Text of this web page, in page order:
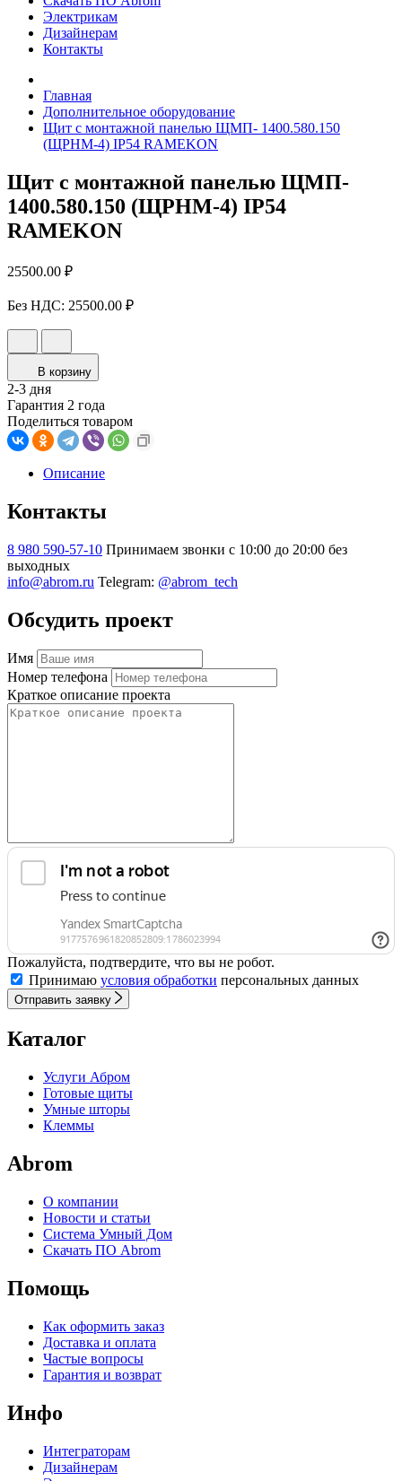
Электрикам
Дизайнерам
Контакты
Главная
Дополнительное оборудование
Щит с монтажной панелью ЩМП- 1400.580.150
(ЩРНМ-4) IP54 RAMEKON
Щит с монтажной панелью ЩМП-
1400.580.150 (ЩРНМ-4) IP54
RAMEKON
25500.00 ₽
Без НДС: 25500.00 ₽
В корзину
2-3 дня
Гарантия 2 года
Поделиться товаром
Описание
Контакты
8 980 590-57-10 Принимаем звонки с 10:00 до 20:00 без
выходных
info@abrom.ru Telegram: @abrom_tech
Обсудить проект
Имя
Номер телефона
Краткое описание проекта
Пожалуйста, подтвердите, что вы не робот.
Принимаю условия обработки персональных данных
Отправить заявку
Каталог
Услуги Абром
Готовые щиты
Умные шторы
Клеммы
Abrom
О компании
Новости и статьи
Система Умный Дом
Скачать ПО Abrom
Помощь
Как оформить заказ
Доставка и оплата
Частые вопросы
Гарантия и возврат
Инфо
Интеграторам
Дизайнерам